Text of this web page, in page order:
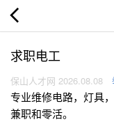
求职电工
保山人才网 2026.08.08
专业维修电路，灯具
兼职和零活。